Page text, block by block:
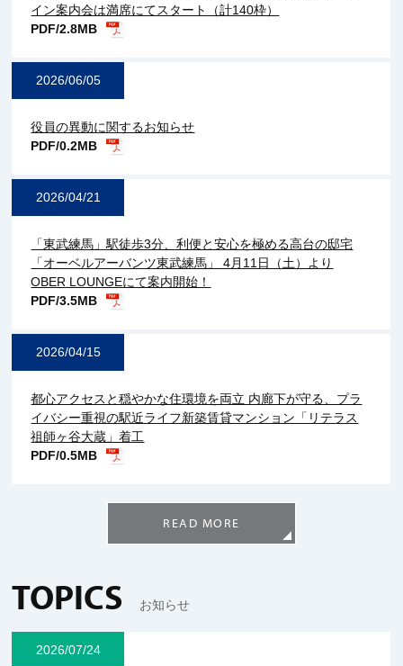
イン案内会は満席にてスタート（計140枠）
PDF/2.8MB
2026/06/05
役員の異動に関するお知らせ
PDF/0.2MB
2026/04/21
「東武練馬」駅徒歩3分、利便と安心を極める高台の邸宅
「オーベルアーバンツ東武練馬」 4月11日（土）より
OBER LOUNGEにて案内開始！
PDF/3.5MB
2026/04/15
都心アクセスと穏やかな住環境を両立 内廊下が守る、プラ
イバシー重視の駅近ライフ新築賃貸マンション「リテラス
祖師ヶ谷大蔵」着工
PDF/0.5MB
READ MORE
TOPICS お知らせ
2026/07/24